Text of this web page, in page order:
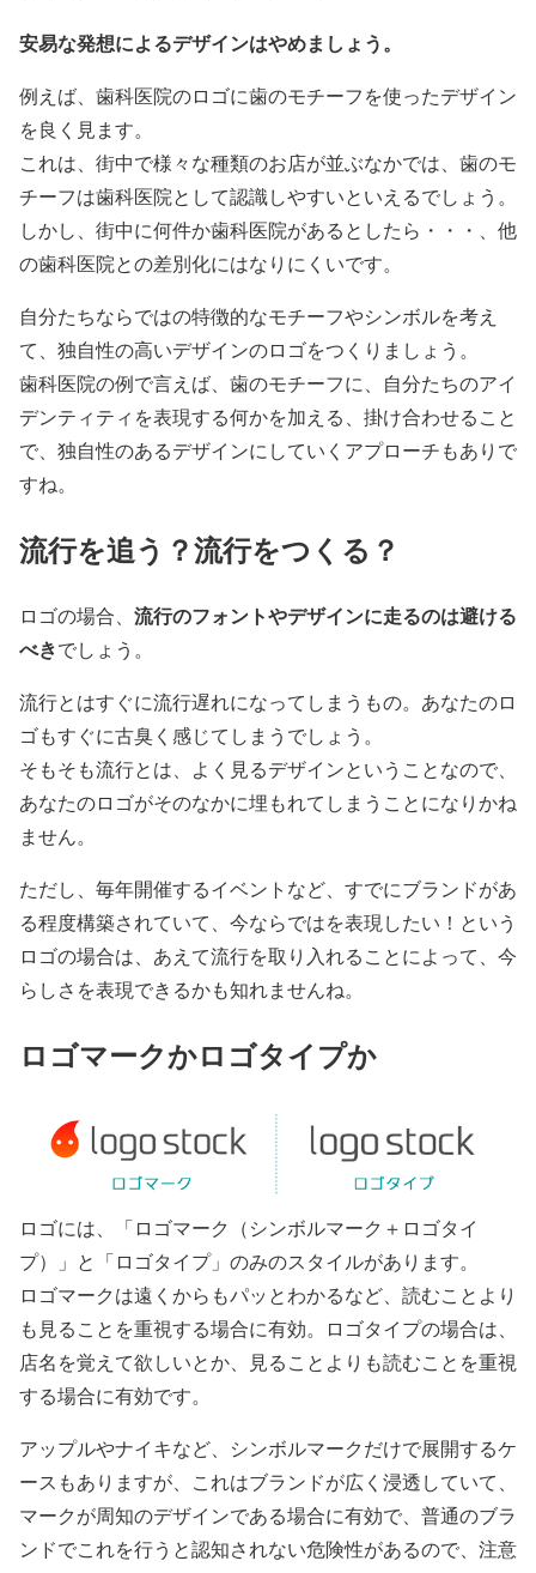
安易な発想によるデザインはやめましょう。
例えば、歯科医院のロゴに歯のモチーフを使ったデザイン
を良く見ます。
これは、街中で様々な種類のお店が並ぶなかでは、歯のモ
チーフは歯科医院として認識しやすいといえるでしょう。
しかし、街中に何件か歯科医院があるとしたら・・・、他
の歯科医院との差別化にはなりにくいです。
自分たちならではの特徴的なモチーフやシンボルを考え
て、独自性の高いデザインのロゴをつくりましょう。
歯科医院の例で言えば、歯のモチーフに、自分たちのアイ
デンティティを表現する何かを加える、掛け合わせること
で、独自性のあるデザインにしていくアプローチもありで
すね。
流行を追う？流行をつくる？
ロゴの場合、 流行のフォントやデザインに走るのは避ける
べきでしょう。
流行とはすぐに流行遅れになってしまうもの。あなたのロ
ゴもすぐに古臭く感じてしまうでしょう。
そもそも流行とは、よく見るデザインということなので、
あなたのロゴがそのなかに埋もれてしまうことになりかね
ません。
ただし、毎年開催するイベントなど、すでにブランドがあ
る程度構築されていて、今ならではを表現したい！という
ロゴの場合は、あえて流行を取り入れることによって、今
らしさを表現できるかも知れませんね。
ロゴマークかロゴタイプか
ロゴには、「ロゴマーク（シンボルマーク＋ロゴタイ
プ）」と「ロゴタイプ」のみのスタイルがあります。
ロゴマークは遠くからもパッとわかるなど、読むことより
も見ることを重視する場合に有効。ロゴタイプの場合は、
店名を覚えて欲しいとか、見ることよりも読むことを重視
する場合に有効です。
アップルやナイキなど、シンボルマークだけで展開するケ
ースもありますが、これはブランドが広く浸透していて、
マークが周知のデザインである場合に有効で、普通のブラ
ンドでこれを行うと認知されない危険性があるので、注意